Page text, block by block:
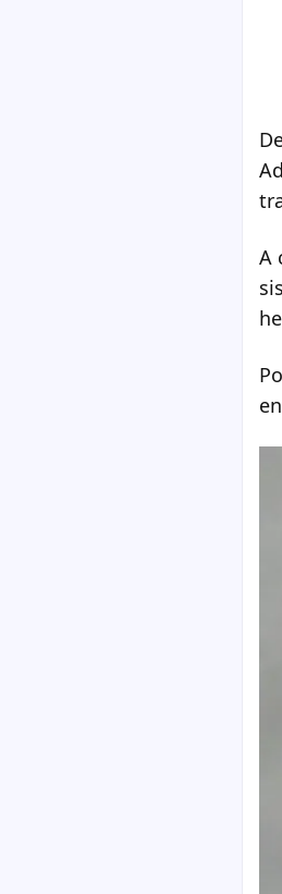
A